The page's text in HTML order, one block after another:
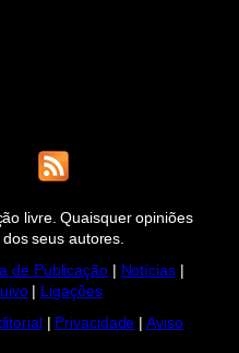
livre. Quaisquer opiniões
seus autores.
de Publicação| Notícias|
| Ligações
| Privacidade |Aviso